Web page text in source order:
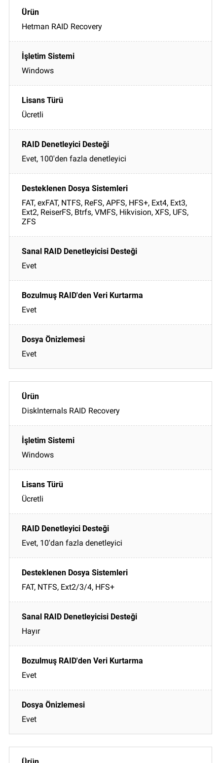
Hetman RAID Recovery
Windows
Ücretli
Evet, 100'den fazla denetleyici
FAT, exFAT, NTFS, ReFS, APFS, HFS+, Ext4, Ext3,
Ext2, ReiserFS, Btrfs, VMFS, Hikvision, XFS, UFS,
ZFS
Evet
Evet
Evet
DiskInternals RAID Recovery
Windows
Ücretli
Evet, 10'dan fazla denetleyici
FAT, NTFS, Ext2/3/4, HFS+
Hayır
Evet
Evet